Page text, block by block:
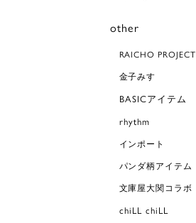
other
RAICHO PROJECT
金子みすゞ
BASICアイテム
rhythm
インポート
パンダ柄アイテム
文庫屋大関コラボ
chiLL chiLL